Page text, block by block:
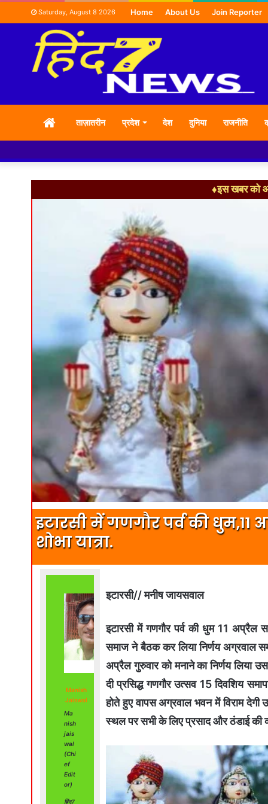
Saturday, August 8 2026 Home About Us Join Reporter
HOMEताज़ातरीन प्रदेश देश दुनिया राजनीति
♦इस खबर को
इटारसी में गणगौर पर्व की
शोभा यात्रा.
Manish
Jaiswal
Ma
nish
jais
wal
(Chi
ef
Edit
or)
हिंद7
इटारसी// मनीष जायसवाल
इटारसी में गणगौर पर्व की धुम 11 अप्रैल
समाज ने बैठक कर लिया निर्णय अग्रवाल
अप्रैल गुरुवार को मनाने का निर्णय लिया
दी प्रसिद्ध गणगौर उत्सव 15 दिवशिय
होते हुए वापस अग्रवाल भवन में विराम
स्थल पर सभी के लिए प्रसाद और ठंडाई की